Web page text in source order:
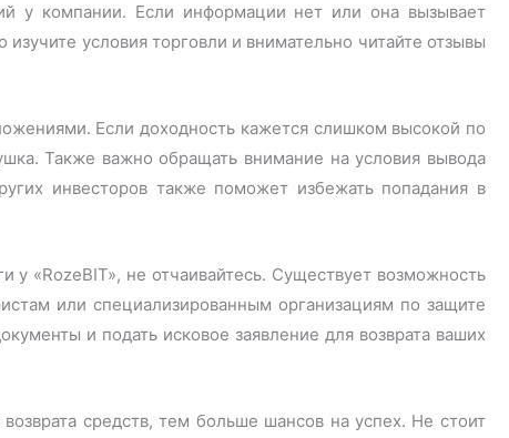
у компании. Если информации нет или она вызывает
условия торговли и внимательно читайте отзывы
Если доходность кажется слишком высокой по
Также важно обращать внимание на условия вывода
инвесторов также поможет избежать попадания в
«RozeBIT», не отчаивайтесь. Существует возможность
или специализированным организациям по защите
и подать исковое заявление для возврата ваших
средств, тем больше шансов на успех. Не стоит